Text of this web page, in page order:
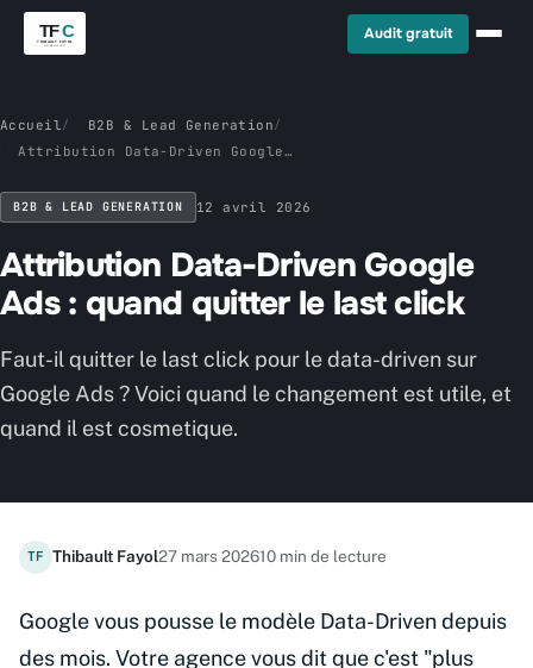
Audit gratuit
Accueil/ B2B & Lead Generation/
Attribution Data-Driven Google
click
B2B & LEAD GENERATION 12 avril 2026
Attribution Data-Driven Google
Ads : quand quitter le last click
Faut-il quitter le last click pour le data-driven sur
Google Ads ? Voici quand le changement est utile, et
quand il est cosmetique.
TF Thibault Fayol27 mars 202610 min de lecture
Google vous pousse le modèle Data-Driven depuis
des mois. Votre agence vous dit que c'est "plus